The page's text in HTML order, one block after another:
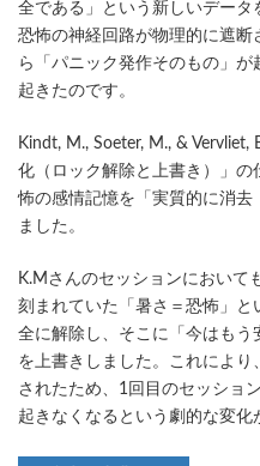
全である」という新しいデータ
恐怖の神経回路が物理的に遮
ら「パニック発作そのもの」
起きたのです。
Kindt, M., Soeter, M., & Vervliet,
化（ロック解除と上書き）」
怖の感情記憶を「実質的に消去
ました。
K.Mさんのセッションにおいて
刻まれていた「暑さ＝恐怖」
全に解除し、そこに「今はもう
を上書きしました。これによ
されたため、1回目のセッショ
起きなくなるという劇的な変化